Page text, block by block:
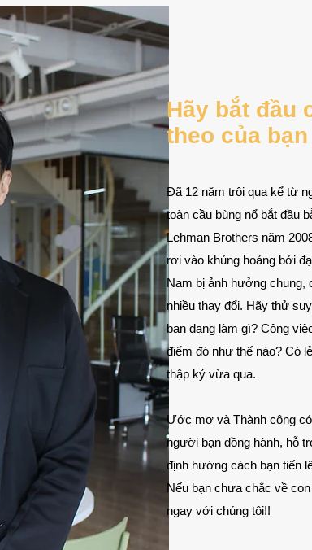
Hãy bắt đầu
theo của
Đã 12 năm trôi qua kể từ
toàn cầu bùng nổ bắt đầu
Lehman Brothers năm
rơi vào khủng hoảng bởi
Nam bị ảnh hưởng chung,
nhiều thay đổi. Hãy thử
bạn đang làm gì? Công
điểm đó như thế nào? Có
thập kỷ vừa qua.
Ước mơ và Thành công
người bạn đồng hành, hỗ
định hướng cách bạn tiến
Nếu bạn chưa chắc về
ngay với chúng tôi!!